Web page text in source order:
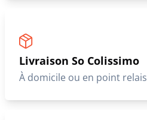
Livraison So Colissimo
À domicile ou en point relais